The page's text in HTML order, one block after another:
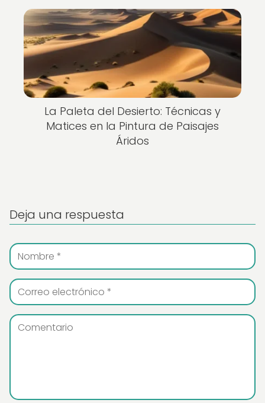
La Paleta del Desierto: Técnicas y
Matices en la Pintura de Paisajes
Áridos
Deja una respuesta